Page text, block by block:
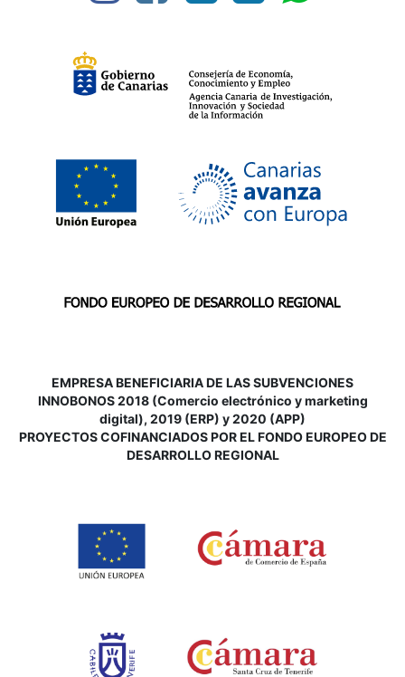
EMPRESA BENEFICIARIA DE LAS SUBVENCIONES
INNOBONOS 2018 (Comercio electrónico y marketing
digital), 2019 (ERP) y 2020 (APP)
PROYECTOS COFINANCIADOS POR EL FONDO EUROPEO DE
DESARROLLO REGIONAL